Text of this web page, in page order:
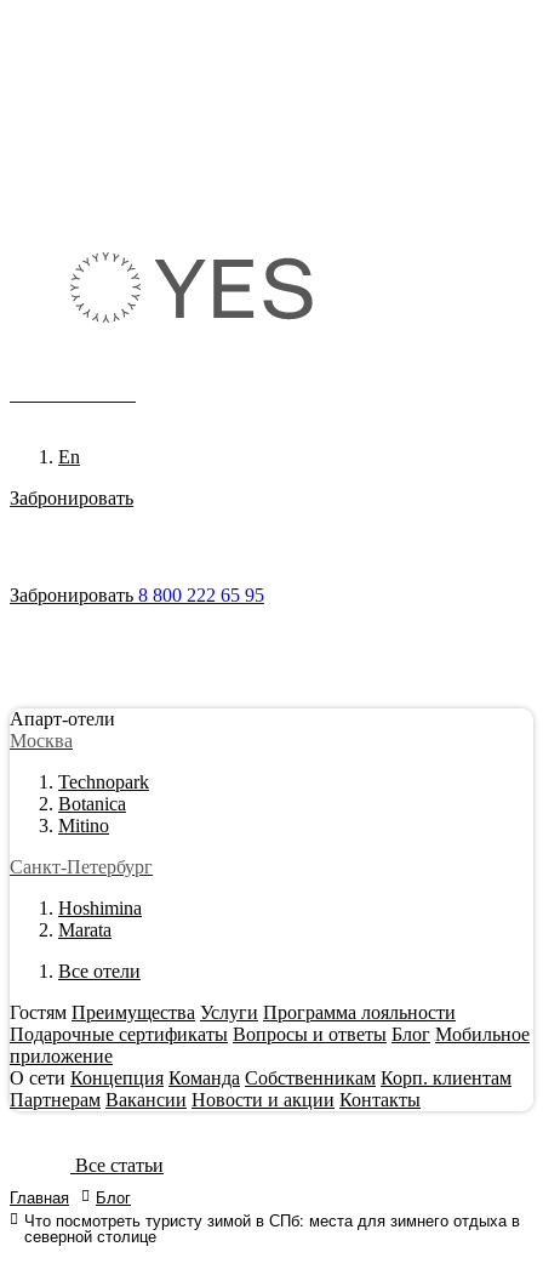
En
Забронировать
Забронировать 8 800 222 65 95
Апарт-отели
Москва
Technopark
Botanica
Mitino
Санкт-Петербург
Hoshimina
Marata
Все отели
Гостям Преимущества Услуги Программа лояльности
Подарочные сертификаты Вопросы и ответы Блог Мобильное
приложение
О сети Концепция Команда Собственникам Корп. клиентам
Партнерам Вакансии Новости и акции Контакты
Все статьи
Главная
Блог
Что посмотреть туристу зимой в СПб: места для зимнего отдыха в
северной столице